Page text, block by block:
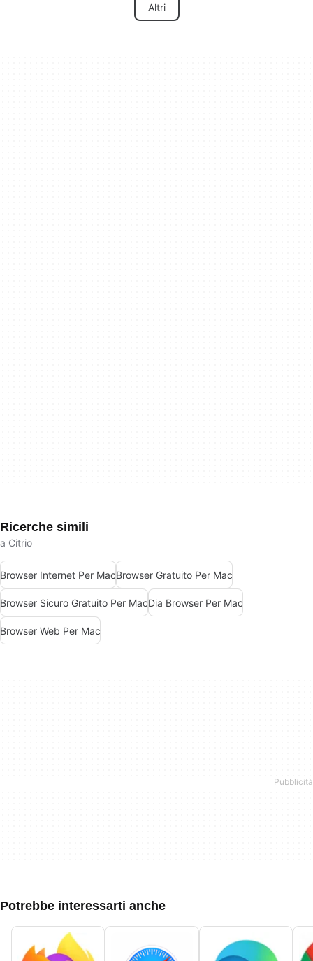
Altri
Ricerche simili
a Citrio
Browser Internet Per MacBrowser Gratuito Per Mac
Browser Sicuro Gratuito Per MacDia Browser Per Mac
Browser Web Per Mac
Potrebbe interessarti anche